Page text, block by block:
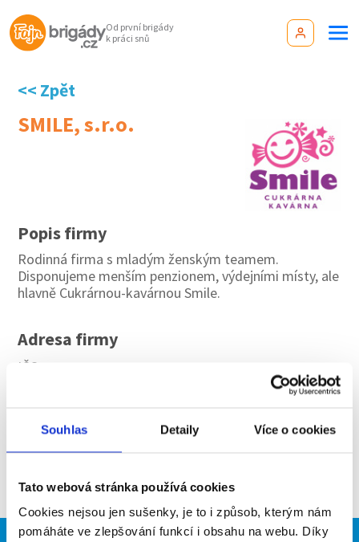
Souhlas Detaily Více o cookies
Tato webová stránka používá cookies
Cookies nejsou jen sušenky, je to i způsob, kterým nám
pomáháte ve zlepšování funkcí i obsahu na webu. Díky
Od první brigády
k práci snů
<< Zpět
SMILE, s.r.o.
Popis firmy
Rodinná firma s mladým ženským teamem.
Disponujeme menším penzionem, výdejními místy, ale
hlavně Cukrárnou-kavárnou Smile.
Adresa firmy
IČO
Firma nyní nemá žádné volné pozice. Zkuste to
prosím znovu za pár dní.